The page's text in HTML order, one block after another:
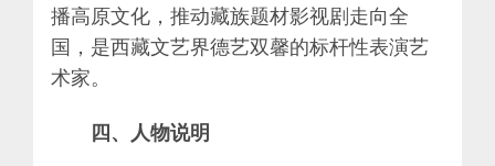
播高原文化，推动藏族题材影视剧走向全
国，是西藏文艺界德艺双馨的标杆性表演艺
术家。
四、人物说明